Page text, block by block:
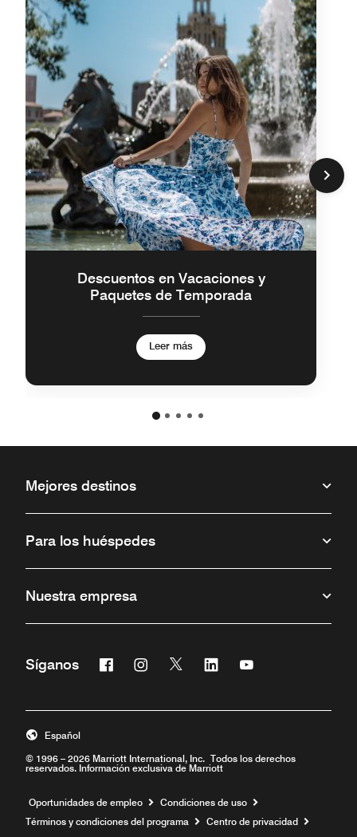
Descuentos en Vacaciones y
Paquetes de Temporada
Leer más
Mejores destinos
Para los huéspedes
Nuestra empresa
Síganos Facebook
Abre una ventana nueva
Instagram
Abre una ventana nueva
Twitter
Abre una ventana nueva
Linkedin
Abre una ventana nueva
Abre una ventana
© 1996 – 2026 Marriott International, Inc. Todos los derechos
reservados. Información exclusiva de Marriott
Español
Oportunidades de empleo Abre una ventana nueva
Condiciones de uso
Términos y condiciones del programa
Centro de privacidad